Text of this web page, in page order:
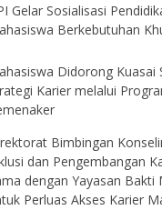
Gelar Sosialisasi
Berkebutuhan
Didorong Kuasai
Karier melalui
Bimbingan
dan Pengembangan
dengan Yayasan Bakti
Perluas Akses Karier